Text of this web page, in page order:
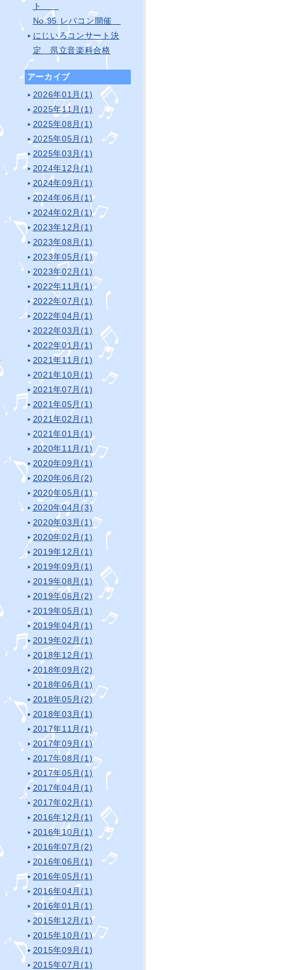
ト
No.95 レパコン開催
にじいろコンサート決
定 県立音楽科合格
アーカイブ
2026年01月(1)
2025年11月(1)
2025年08月(1)
2025年05月(1)
2025年03月(1)
2024年12月(1)
2024年09月(1)
2024年06月(1)
2024年02月(1)
2023年12月(1)
2023年08月(1)
2023年05月(1)
2023年02月(1)
2022年11月(1)
2022年07月(1)
2022年04月(1)
2022年03月(1)
2022年01月(1)
2021年11月(1)
2021年10月(1)
2021年07月(1)
2021年05月(1)
2021年02月(1)
2021年01月(1)
2020年11月(1)
2020年09月(1)
2020年06月(2)
2020年05月(1)
2020年04月(3)
2020年03月(1)
2020年02月(1)
2019年12月(1)
2019年09月(1)
2019年08月(1)
2019年06月(2)
2019年05月(1)
2019年04月(1)
2019年02月(1)
2018年12月(1)
2018年09月(2)
2018年06月(1)
2018年05月(2)
2018年03月(1)
2017年11月(1)
2017年09月(1)
2017年08月(1)
2017年05月(1)
2017年04月(1)
2017年02月(1)
2016年12月(1)
2016年10月(1)
2016年07月(2)
2016年06月(1)
2016年05月(1)
2016年04月(1)
2016年01月(1)
2015年12月(1)
2015年10月(1)
2015年09月(1)
2015年07月(1)